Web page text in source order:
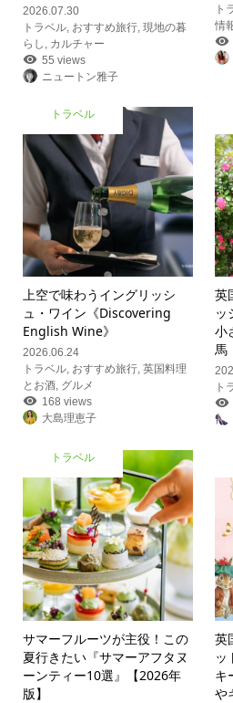
2026.07.30
トラベル, おすすめ旅行, 現地の暮
らし
カルチャー
55 views
ニュートン雅子
ト
情
トラベル
上空で味わうイングリッシ
ュ・ワイン《Discovering
English Wine》
2026.06.24
トラベル, おすすめ旅行, 英国料理
とお酒, グルメ
168 views
大島理恵子
英
ッ
小
馬
ト
トラベル
サマーフルーツが主役！この
夏行きたい『サマーアフタヌ
ーンティー10選』【2026年
版】
英
ッ
キ
や